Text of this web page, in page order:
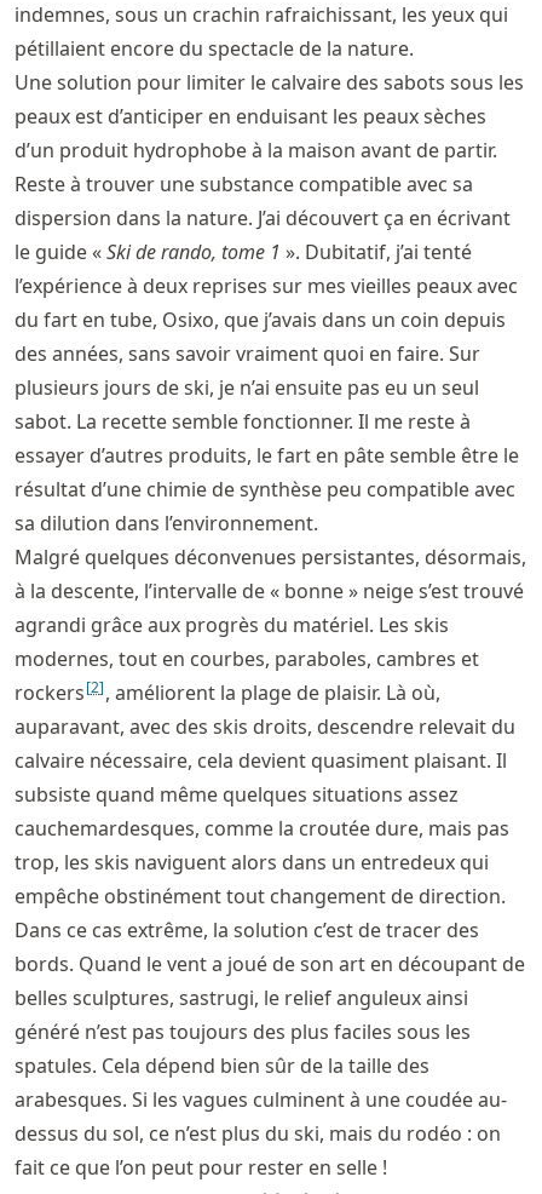
indemnes, sous un crachin rafraichissant, les yeux qui
pétillaient encore du spectacle de la nature.
Une solution pour limiter le calvaire des sabots sous les
peaux est d’anticiper en enduisant les peaux sèches
d’un produit hydrophobe à la maison avant de partir.
Reste à trouver une substance compatible avec sa
dispersion dans la nature. J’ai découvert ça en écrivant
le guide «Ski de rando, tome 1 ». Dubitatif, j’ai tenté
l’expérience à deux reprises sur mes vieilles peaux avec
du fart en tube, Osixo, que j’avais dans un coin depuis
des années, sans savoir vraiment quoi en faire. Sur
plusieurs jours de ski, je n’ai ensuite pas eu un seul
sabot. La recette semble fonctionner. Il me reste à
essayer d’autres produits, le fart en pâte semble être le
résultat d’une chimie de synthèse peu compatible avec
sa dilution dans l’environnement.
Malgré quelques déconvenues persistantes, désormais,
à la descente, l’intervalle de « bonne » neige s’est trouvé
agrandi grâce aux progrès du matériel. Les skis
modernes, tout en courbes, paraboles, cambres et
rockers[2], améliorent la plage de plaisir. Là où,
auparavant, avec des skis droits, descendre relevait du
calvaire nécessaire, cela devient quasiment plaisant. Il
subsiste quand même quelques situations assez
cauchemardesques, comme la croutée dure, mais pas
trop, les skis naviguent alors dans un entredeux qui
empêche obstinément tout changement de direction.
Dans ce cas extrême, la solution c’est de tracer des
bords. Quand le vent a joué de son art en découpant de
belles sculptures, sastrugi, le relief anguleux ainsi
généré n’est pas toujours des plus faciles sous les
spatules. Cela dépend bien sûr de la taille des
arabesques. Si les vagues culminent à une coudée au-
dessus du sol, ce n’est plus du ski, mais du rodéo : on
fait ce que l’on peut pour rester en selle !